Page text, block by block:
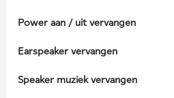
Power aan / uit vervangen
Earspeaker vervangen
Speaker muziek vervangen